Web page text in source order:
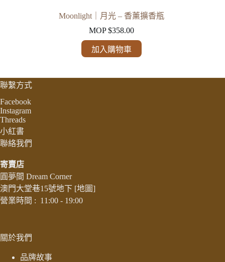
Moonlight｜月光 – 香薰擴香瓶
MOP $358.00
加入購物車
聯繫方式
Facebook
Instagram
Threads
小紅書
聯絡我們
寄賣店
圓夢間 Dream Corner
澳門大堂巷15號地下 [地圖]
營業時間 : 11:00 - 19:00
關於我們
品牌故事